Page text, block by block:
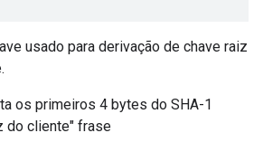
usado para derivação de chave raiz
os primeiros 4 bytes do SHA-1
do cliente" frase